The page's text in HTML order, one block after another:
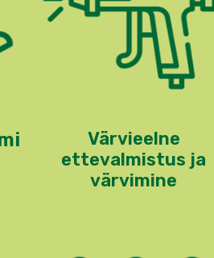
Värvieelne
ettevalmistus ja
värvimine